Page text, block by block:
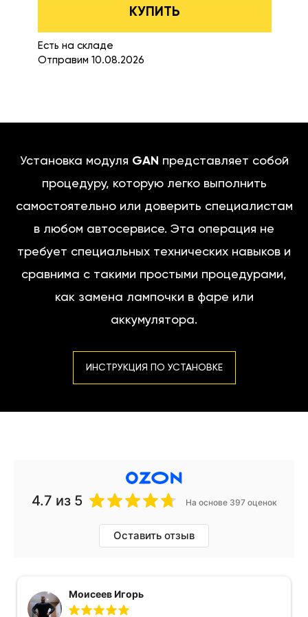
КУПИТЬ
Есть на складе
Отправим 10.08.2026
Установка модуля GAN представляет собой
процедуру, которую легко выполнить
самостоятельно или доверить специалистам
в любом автосервисе. Эта операция не
требует специальных технических навыков и
сравнима с такими простыми процедурами,
как замена лампочки в фаре или
аккумулятора.
ИНСТРУКЦИЯ ПО УСТАНОВКЕ
4.7 из 5 На основе 397 оценок
Оставить отзыв
Моисеев Игорь